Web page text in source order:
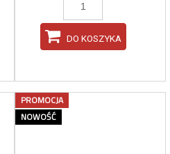
DO KOSZYKA
PROMOCJA
NOWOŚĆ